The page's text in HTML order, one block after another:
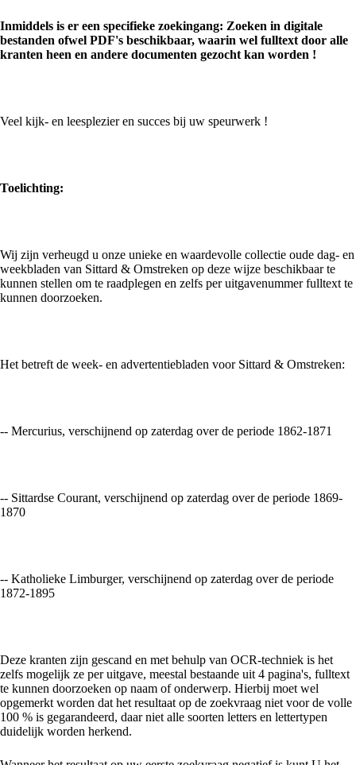
Inmiddels is er een specifieke zoekingang: Zoeken in digitale
bestanden ofwel PDF's beschikbaar, waarin wel fulltext door alle
kranten heen en andere documenten gezocht kan worden !
Veel kijk- en leesplezier en succes bij uw speurwerk !
Toelichting:
Wij zijn verheugd u onze unieke en waardevolle collectie oude dag- en
weekbladen van Sittard & Omstreken op deze wijze beschikbaar te
kunnen stellen om te raadplegen en zelfs per uitgavenummer fulltext te
kunnen doorzoeken.
Het betreft de week- en advertentiebladen voor Sittard & Omstreken:
-- Mercurius, verschijnend op zaterdag over de periode 1862-1871
-- Sittardse Courant, verschijnend op zaterdag over de periode 1869-
1870
-- Katholieke Limburger, verschijnend op zaterdag over de periode
1872-1895
Deze kranten zijn gescand en met behulp van OCR-techniek is het
zelfs mogelijk ze per uitgave, meestal bestaande uit 4 pagina's, fulltext
te kunnen doorzoeken op naam of onderwerp. Hierbij moet wel
opgemerkt worden dat het resultaat op de zoekvraag niet voor de volle
100 % is gegarandeerd, daar niet alle soorten letters en lettertypen
duidelijk worden herkend.